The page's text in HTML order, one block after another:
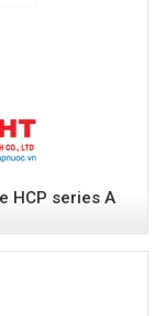
HCP series A